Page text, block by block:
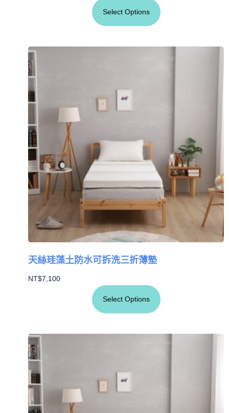
Select Options
天絲珪藻土防水可拆洗三折薄墊
NT$7,100
Select Options